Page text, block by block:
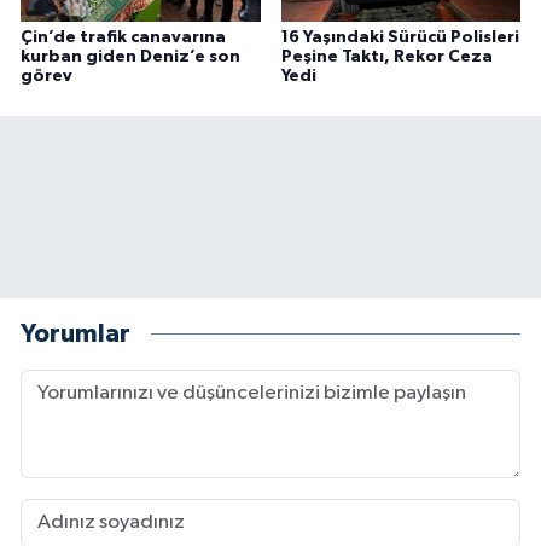
Çin’de trafik canavarına
kurban giden Deniz’e son
görev
16 Yaşındaki Sürücü Polisleri
Peşine Taktı, Rekor Ceza
Yedi
Yorumlar